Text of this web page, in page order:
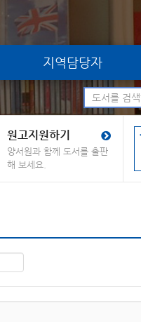
지역담당자
원고지원하기
양서원과 함께 도서를 출판
해 보세요.